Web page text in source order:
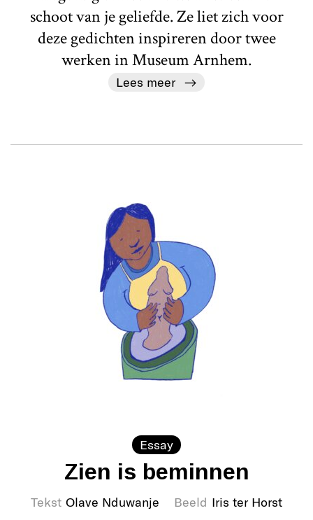
schoot van je geliefde. Ze liet zich voor
deze gedichten inspireren door twee
werken in Museum Arnhem.
Lees meer
Essay
Zien is beminnen
Tekst Olave Nduwanje Beeld Iris ter Horst